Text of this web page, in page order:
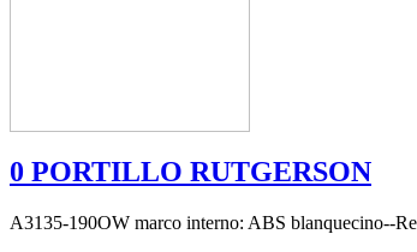
0 PORTILLO RUTGERSON
A3135-190OW marco interno: ABS blanquecino--